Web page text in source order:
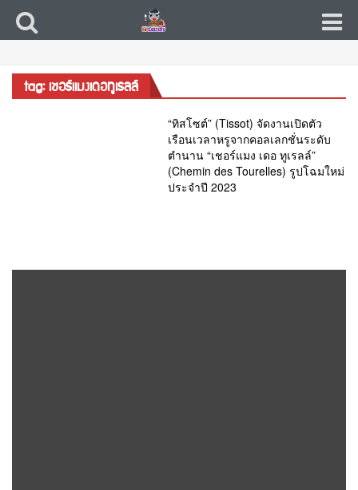
tag: เชอร์แมงเดอทูเรลล์
“ทิสโซต์” (Tissot) จัดงานเปิดตัว
เรือนเวลาหรูจากคอลเลกชั่นระดับ
ตำนาน “เชอร์แมง เดอ ทูเรลล์”
(Chemin des Tourelles) รูปโฉมใหม่
ประจำปี 2023